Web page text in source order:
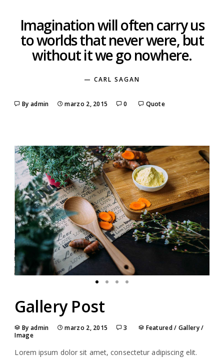
Imagination will often carry us
to worlds that never were, but
without it we go nowhere.
— CARL SAGAN
By admin marzo 2, 2015 0 Quote
Gallery Post
By admin marzo 2, 2015 3 Featured/ Gallery/
Image
Lorem ipsum dolor sit amet, consectetur adipiscing elit.